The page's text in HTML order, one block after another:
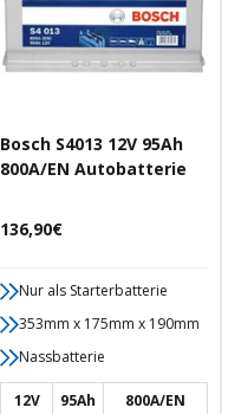
Bosch S4013 12V 95Ah
800A/EN Autobatterie
Angebotspreis
136,90€
Nur als Starterbatterie
353mm x 175mm x 190mm
Nassbatterie
12V 95Ah 800A/EN